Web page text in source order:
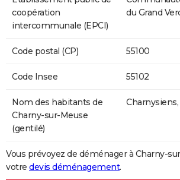
coopération
intercommunale (EPCI)
du Grand
Code postal (CP) 55100
Code Insee 55102
Nom des habitants de
Charny-sur-Meuse
(gentilé)
Vous prévoyez de déménager à Charny-
votre devis déménagement.